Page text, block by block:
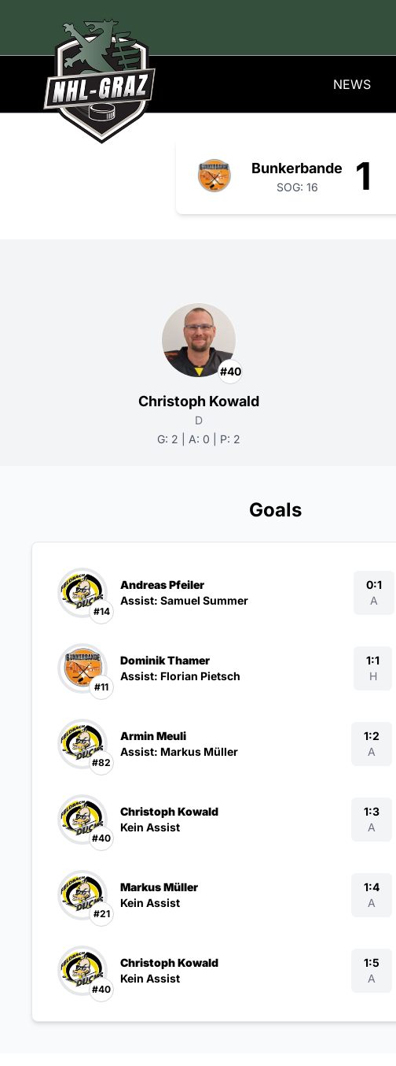
NEWS
Bunkerbande
SOG: 16 1
#40
Christoph Kowald
D
G: 2 | A: 0 | P: 2
Goals
#14
Andreas Pfeiler
Assist: Samuel Summer
0:1
A
#11
Dominik Thamer
Assist: Florian Pietsch
1:1
H
#82
Armin Meuli
Assist: Markus Müller
1:2
A
#40
Christoph Kowald
Kein Assist
1:3
A
#21
Markus Müller
Kein Assist
1:4
A
#40
Christoph Kowald
Kein Assist
1:5
A